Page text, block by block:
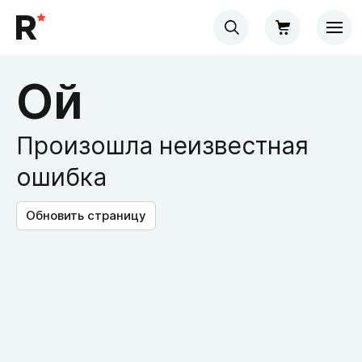
Ой
Произошла неизвестная
ошибка
Обновить страницу